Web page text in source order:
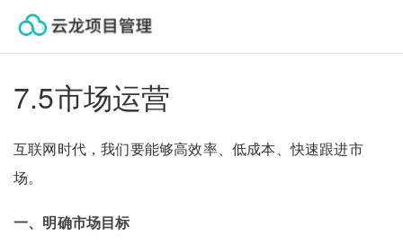
7.5市场运营
互联网时代，我们要能够高效率、低成本、快速跟进市
场。
一、明确市场目标